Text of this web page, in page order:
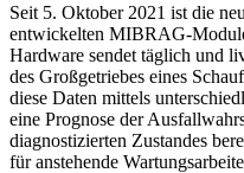
Seit 5. Oktober 2021 ist die
entwickelten MIBRAG-
Hardware sendet täglich und
des Großgetriebes eines
diese Daten mittels
eine Prognose der
diagnostizierten Zustandes
für anstehende